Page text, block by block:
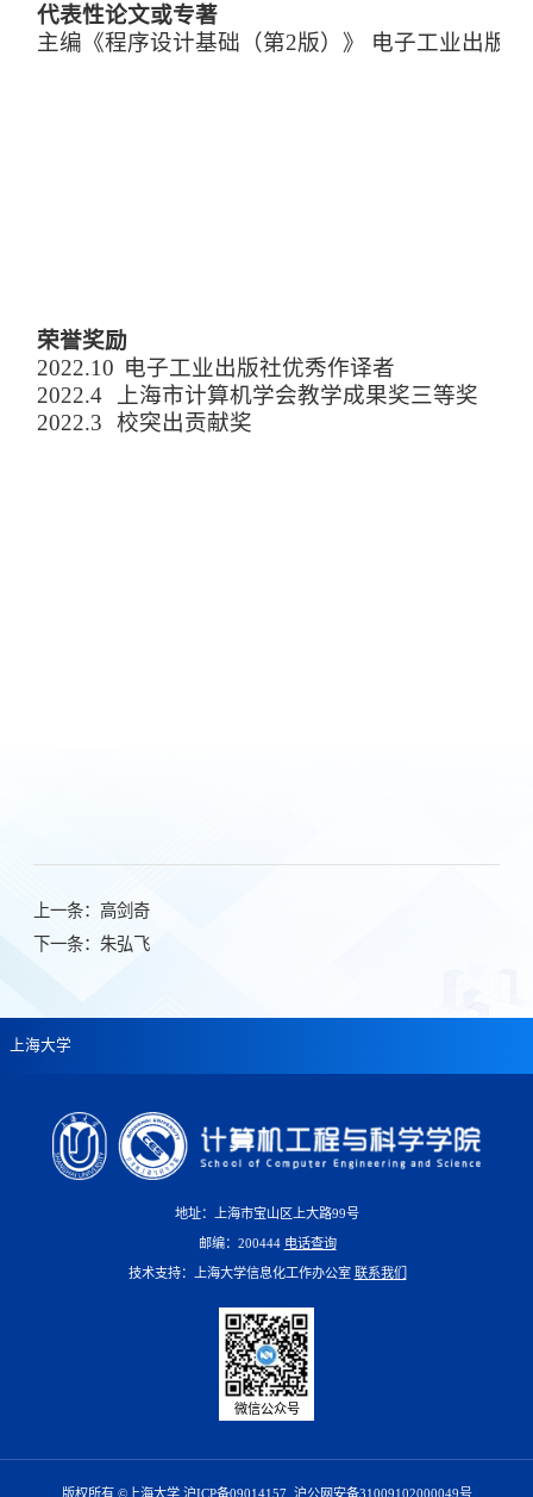
代表性论文或专著
主编《程序设计基础（第2版）》 电子工业出版
荣誉奖励
2022.10 电子工业出版社优秀作译者
2022.4
上海市计算机学会教学成果奖三等奖
2022.3 校突出贡献奖
上一条： 高剑奇
下一条： 朱弘飞
上海大学
地址：上海市宝山区上大路99号
邮编：200444 电话查询
技术支持：上海大学信息化工作办公室 联系我们
微信公众号
版权所有 ©上海大学 沪ICP备09014157 沪公网安备31009102000049号